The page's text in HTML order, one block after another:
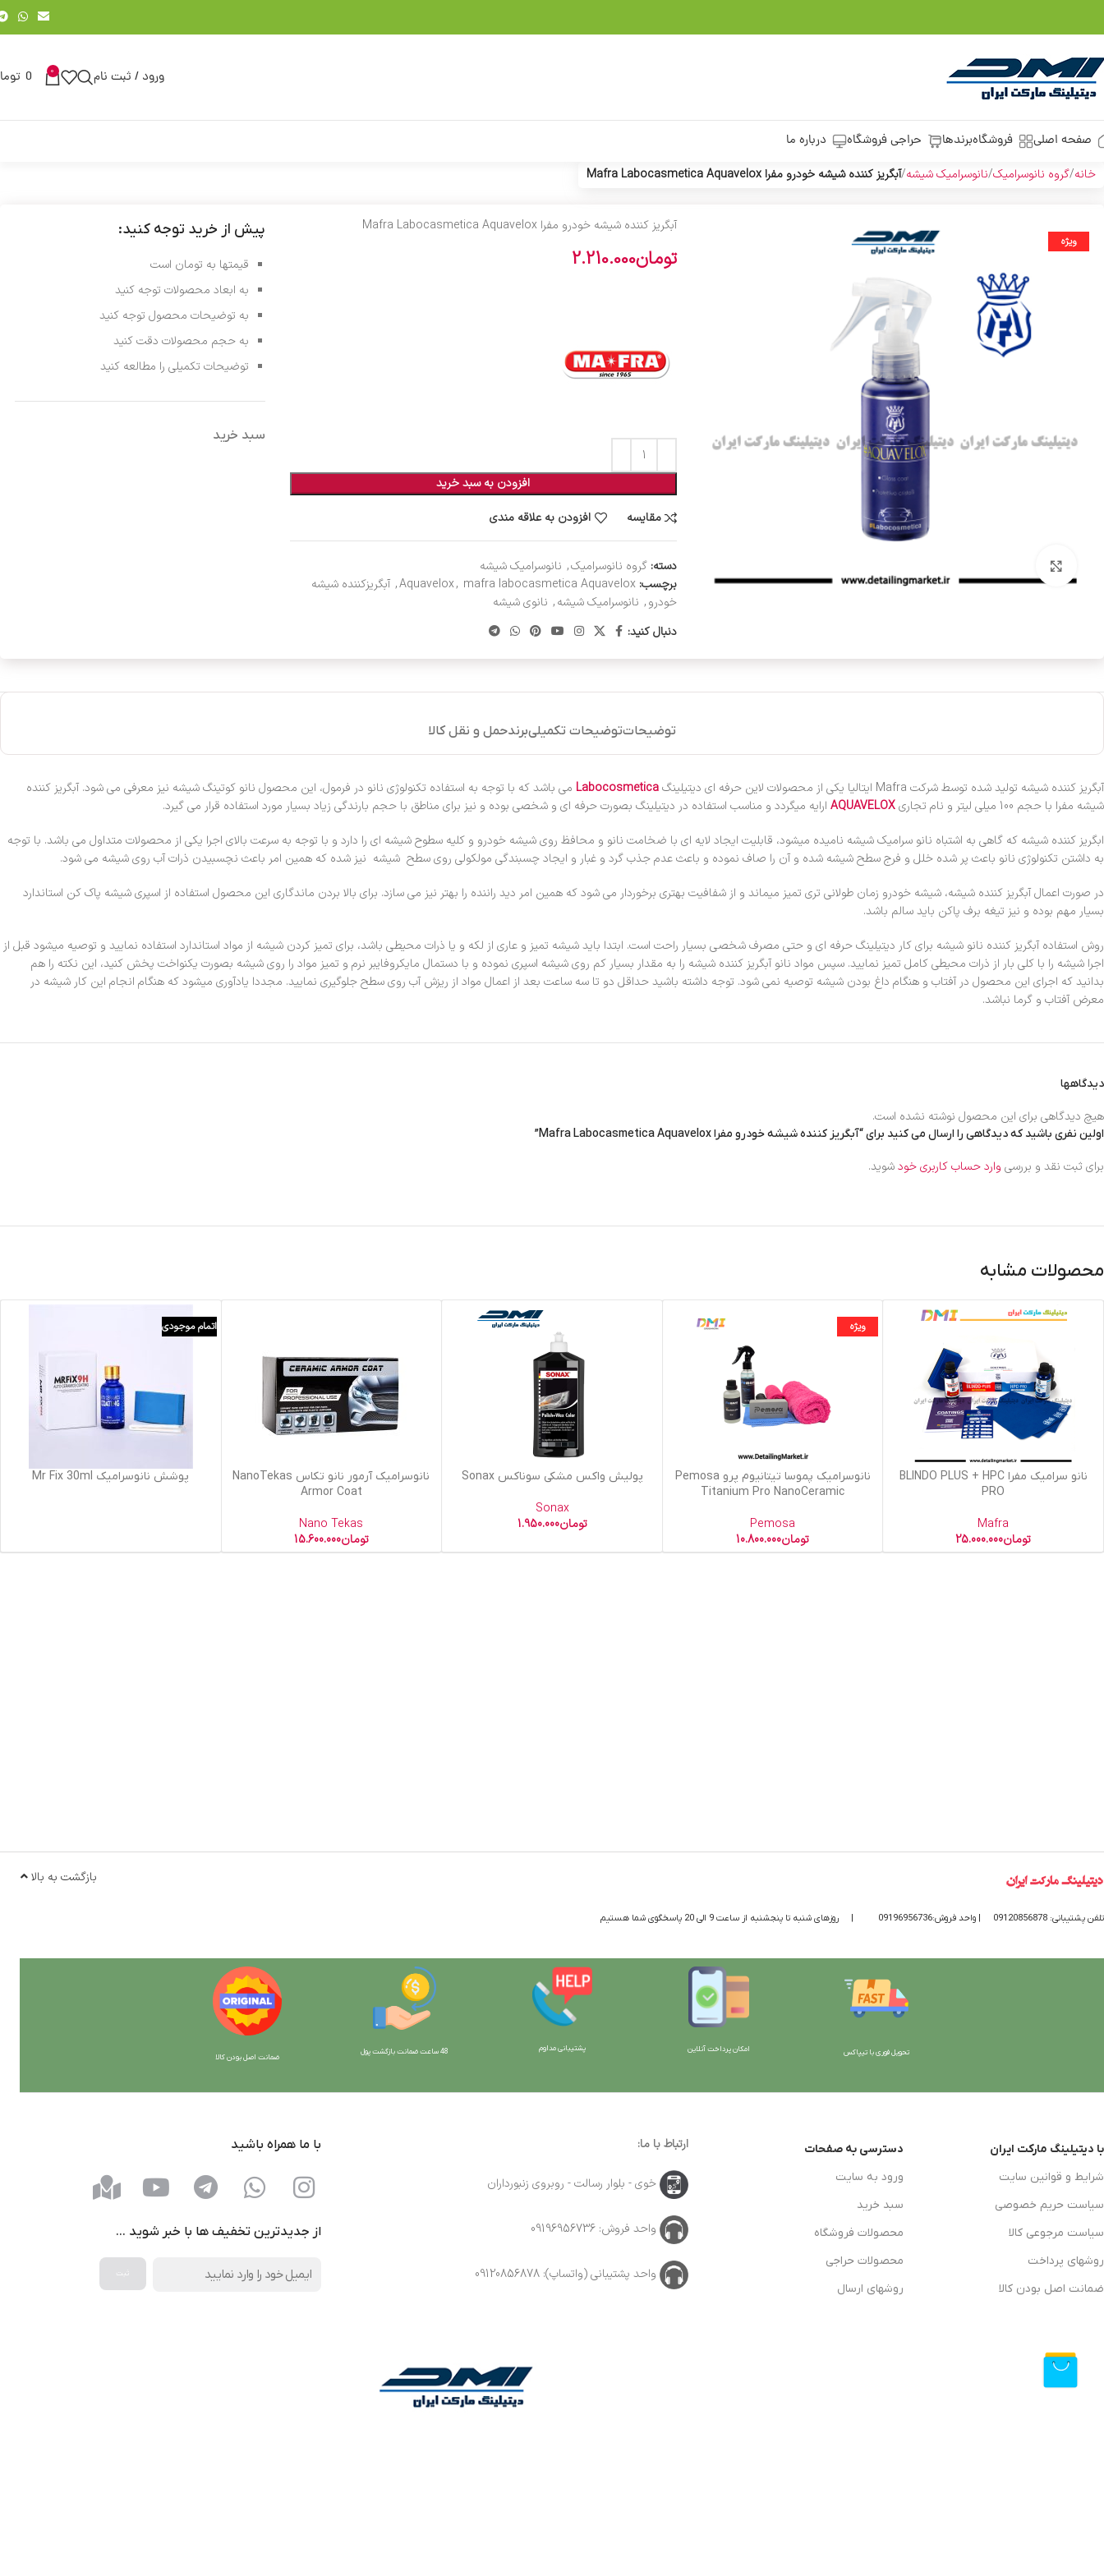
ورود / ثبت نام 0
0
صفحه اصلی فروشگاهبرندها حراجی فروشگاه درباره ما
خانه گروه نانوسرامیک نانوسرامیک شیشه آبگریز کننده شیشه خودرو مفرا Mafra Labocasmetica Aquavelox
ویژه
آبگریز کننده شیشه خودرو مفرا Mafra Labocasmetica Aquavelox
تومان2.210.000
افزودن به سبد خرید
مقایسه
افزودن به علاقه مندی
دسته: گروه نانوسرامیک, نانوسرامیک شیشه
برچسب:
Aquavelox, mafra labocasmetica Aquavelox
, آبگریزکننده شیشه
خودرو, نانوسرامیک شیشه, نانوی شیشه
دنبال کنید:
پیش از خرید توجه کنید:
قیمتها به تومان است
به ابعاد محصولات توجه کنید
به توضیحات محصول توجه کنید
به حجم محصولات دقت کنید
توضیحات تکمیلی را مطالعه کنید
سبد خرید
توضیحاتتوضیحات تکمیلیبرندحمل و نقل کالا
آبگریز کننده شیشه تولید شده توسط شرکت Mafra ایتالیا یکی از محصولات لاین حرفه ای دیتیلینگ Labocosmetica می باشد که با توجه به استفاده تکنولوژی نانو در فرمول، این محصول نانو کوتینگ شیشه نیز معرفی می شود. آبگریز کننده
شیشه مفرا با حجم 100 میلی لیتر و نام تجاری
AQUAVELOX ارایه میگردد و مناسب استفاده در دیتیلینگ بصورت حرفه ای و شخصی بوده و نیز برای مناطق با حجم بارندگی زیاد بسیار مورد استفاده قرار می گیرد.
ابگریز کننده شیشه که گاهی به اشتباه نانو سرامیک شیشه نامیده میشود، قابلیت ایجاد لایه ای با ضخامت نانو و محافظ روی شیشه خودرو و کلیه سطوح شیشه ای را دارد و با توجه به سرعت بالای اجرا یکی از محصولات متداول می باشد. با توجه
به داشتن تکنولوژی نانو باعث پر شده خلل و فرج سطح شیشه شده و آن را صاف نموده و باعث عدم جذب گرد و غبار و ایجاد چسبندگی مولکولی روی سطح شیشه نیز شده که همین امر باعث نچسبیدن ذرات آب روی شیشه می شود.
در صورت اعمال آبگریز کننده شیشه، شیشه خودرو زمان طولانی تری تمیز میماند و از شفافیت بهتری برخوردار می شود که همین امر دید راننده را بهتر نیز می سازد. برای بالا بردن ماندگاری این محصول استفاده از اسپری شیشه پاک کن استاندارد
بسیار مهم بوده و نیز تیغه برف پاکن باید سالم باشد.
روش استفاده آبگریز کننده نانو شيشه براى كار ديتيلينگ حرفه اى و حتى مصرف شخصى بسيار راحت است. ابتدا بايد شيشه تميز و عارى از لكه و يا ذرات محيطى باشد، برای تمیز کردن شیشه از مواد استاندارد استفاده نمایید و توصیه میشود قبل از
اجرا شیشه را با کلی بار از ذرات محیطی کامل تمیز نمایید. سپس مواد نانو آبگريز كننده شیشه را به مقدار بسيار كم روى شيشه اسپرى نموده و با دستمال مايكروفايبر نرم و تميز مواد را روى شيشه بصورت يكنواخت پخش كنيد، این نکته را هم
بدانید که اجرای این محصول در آفتاب و هنگام داغ بودن شیشه توصیه نمی شود. توجه داشته باشيد حداقل دو تا سه ساعت بعد از اعمال مواد از ريزش آب روى سطح جلوگيرى نماييد. مجددا یادآوری میشود که هنگام انجام اين كار شيشه در
معرض آفتاب و گرما نباشد.
دیدگاهها
هیچ دیدگاهی برای این محصول نوشته نشده است.
اولین نفری باشید که دیدگاهی را ارسال می کنید برای “آبگریز کننده شیشه خودرو مفرا Mafra Labocasmetica Aquavelox”
برای ثبت نقد و بررسی وارد حساب کاربری خودشوید.
محصولات مشابه
افزودن به سبد خرید
نانو سرامیک مفرا BLINDO PLUS + HPC
PRO
Mafra
تومان25.000.000
ویژه
افزودن به سبد خرید
نانوسرامیک پموسا تیتانیوم پرو Pemosa
Titanium Pro NanoCeramic
Pemosa
تومان10.800.000
افزودن به سبد خرید
پولیش واکس مشکی سوناکس Sonax
Sonax
تومان1.950.000
افزودن به سبد خرید
نانوسرامیک آرمور نانو تکاس NanoTekas
Armor Coat
Nano Tekas
تومان15.600.000
اتمام موجودی
اطلاعات بیشتر
پوشش نانوسرامیک Mr Fix 30ml
تلفن پشتیبانی: 09120856878 | واحد فروش:09196956736 روزهای شنبه تا پنجشنبه از ساعت 9 الی 20 پاسخگوی شما هستیم
بازگشت به بالا
تحویل فوری با تیپاکس امکان پرداخت آنلاین پشتیبانی مداوم 48 ساعت ضمانت بازگش ت پول
ضمانت اصل بودن کالا
با دیتیلینگ مارکت ایران
شرایط و قوانین سایت
سیاست حریم خصوصی
سیاست مرجوعی کالا
روشهای پرداخت
ضمانت اصل بودن کالا
دسترسی به صفحات
ورود به سایت
سبد خرید
محصولات فروشگاه
محصولات حراجی
روشهای ارسال
ارتباط با ما:
خوی - بلوار رسالت - روبروی زنبورداران
واحد فروش: 09196956736
واحد پشتیبانی (واتساپ): 09120856878
با ما همراه باشید
از جدیدترین تخفیف ها با خبر شوید …